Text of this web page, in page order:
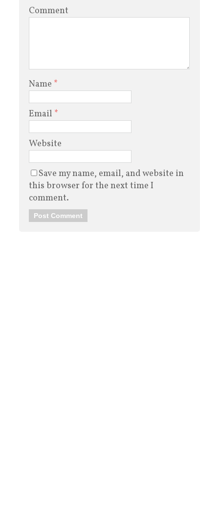
Comment
Name *
Email *
Website
Save my name, email, and website in
this browser for the next time I
comment.